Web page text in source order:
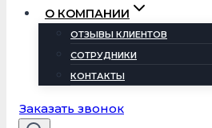
О КОМПАНИИ
ОТЗЫВЫ КЛИЕНТОВ
СОТРУДНИКИ
КОНТАКТЫ
Заказать звонок